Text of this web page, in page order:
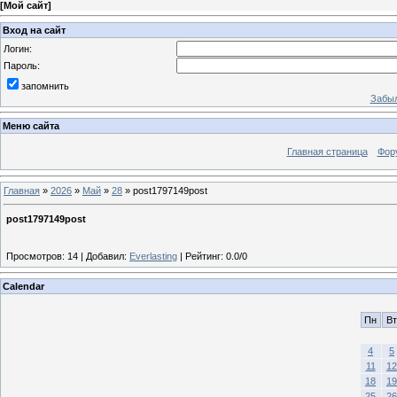
[Мой сайт]
Вход на сайт
Логин:
Пароль:
запомнить
Меню сайта
Главная страница
Главная » 2026 » Май » 28 » post1797149post
post1797149post
Просмотров: 14 | Добавил: Everlasting | Рейтинг: 0.0/0
Calendar
Пн Вт
4
5
11
12
18
19